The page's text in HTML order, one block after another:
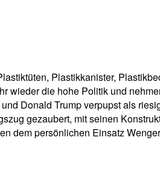
Plastikkanister,
wieder die hohe Politik und
Donald Trump verpupst als
gezaubert, mit seinen
dem persönlichen Einsatz